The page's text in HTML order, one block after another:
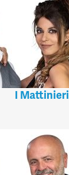
I Mattinieri